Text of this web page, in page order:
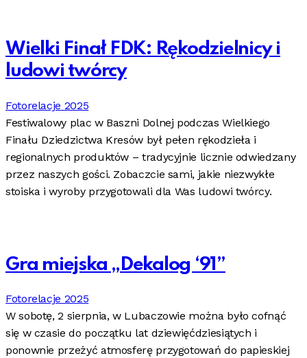
Wielki Finał FDK: Rękodzielnicy i
ludowi twórcy
Fotorelacje 2025
Festiwalowy plac w Baszni Dolnej podczas Wielkiego
Finału Dziedzictwa Kresów był pełen rękodzieła i
regionalnych produktów – tradycyjnie licznie odwiedzany
przez naszych gości. Zobaczcie sami, jakie niezwykłe
stoiska i wyroby przygotowali dla Was ludowi twórcy.
Gra miejska „Dekalog ‘91”
Fotorelacje 2025
W sobotę, 2 sierpnia, w Lubaczowie można było cofnąć
się w czasie do początku lat dziewięćdziesiątych i
ponownie przeżyć atmosferę przygotowań do papieskiej